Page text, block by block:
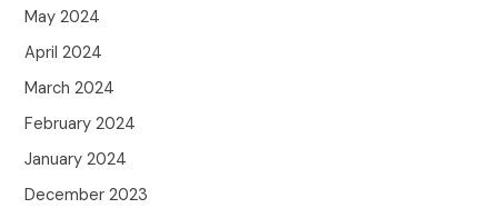
May 2024
April 2024
March 2024
February 2024
January 2024
December 2023